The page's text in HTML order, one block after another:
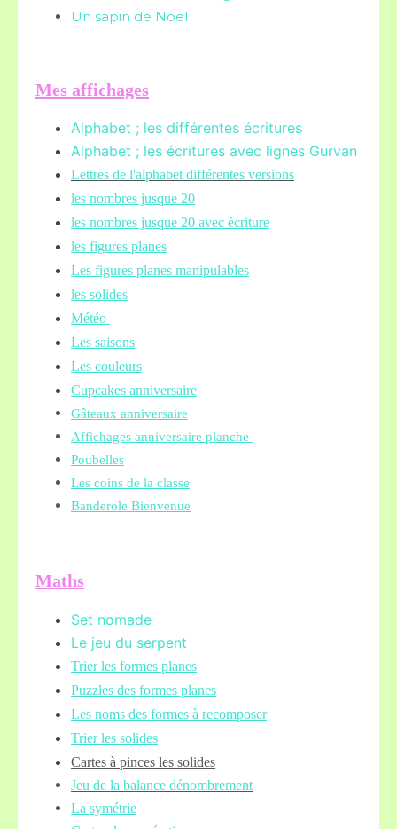
Un sapin de Noël
Mes affichages
Alphabet ; les différentes écritures
Alphabet ; les écritures avec lignes Gurvan
Lettres de l'alphabet différentes versions
les nombres jusque 20
les nombres jusque 20 avec écriture
les figures planes
Les figures planes manipulables
les solides
Météo
Les saisons
Les couleurs
Cupcakes anniversaire
Gâteaux anniversaire
Affichages anniversaire planche
Poubelles
Les coins de la classe
Banderole Bienvenue
Maths
Set nomade
Le jeu du serpent
Trier les formes planes
Puzzles des formes planes
Les noms des formes à recomposer
Trier les solides
Cartes à pinces les solides
Jeu de la balance dénombrement
La symétrie